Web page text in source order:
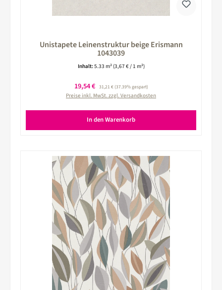
Unistapete Leinenstruktur beige Erismann
1043039
Inhalt:5.33 m² (3,67 € / 1 m²)
Verkaufspreis:
19,54 € Regulärer Preis:
31,21 €(37.39% gespart)
Preise inkl. MwSt. zzgl. Versandkosten
In den Warenkorb